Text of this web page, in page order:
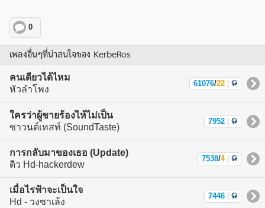
0
เพลงอื่นๆที่น่าสนใจของ KerbeRos
คนเดียวได้ไหม
หัวลำโพง
61076/22
ใครว่าผู้ชายร้องไห้ไม่เป็น
ซาวนด์เทสท์ (SoundTaste)
7952
การกลับมาของเธอ (Update)
ดิว Hd-hackerdew
7538/4
เมื่อไรฟ้าจะเป็นใจ
Hd - วงซาเล้ง
7446